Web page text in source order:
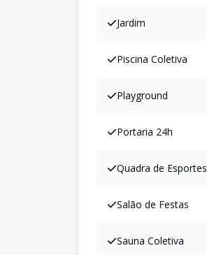
Jardim
Piscina Coletiva
Playground
Portaria 24h
Quadra de Esportes
Salão de Festas
Sauna Coletiva